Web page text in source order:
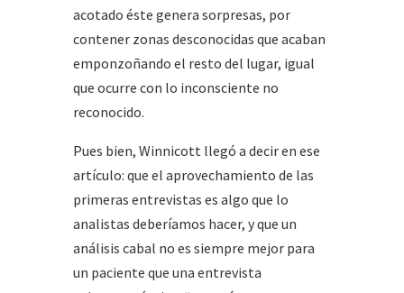
acotado éste genera sorpresas, por
contener zonas desconocidas que acaban
emponzoñando el resto del lugar, igual
que ocurre con lo inconsciente no
reconocido.
Pues bien, Winnicott llegó a decir en ese
artículo: que el aprovechamiento de las
primeras entrevistas es algo que lo
analistas deberíamos hacer, y que un
análisis cabal no es siempre mejor para
un paciente que una entrevista